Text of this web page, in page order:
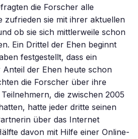
die Forscher alle
zufrieden sie mit ihrer aktuellen
ob sie sich mittlerweile schon
Ein Drittel der Ehen beginnt
festgestellt, dass ein
der Ehen heute schon
die Forscher über ihre
die zwischen 2005
hatte jeder dritte seinen
über das Internet
davon mit Hilfe einer Online-